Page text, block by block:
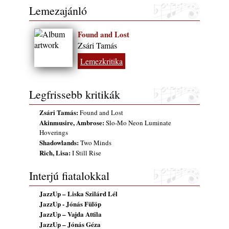
Lemezajánló
Found and Lost
Zsári Tamás
Lemezkritika
Legfrissebb kritikák
Zsári Tamás:Found and Lost
Akinmusire, Ambrose:Slo-Mo Neon Luminate
Hoverings
Shadowlands:Two Minds
Rich, Lisa:I Still Rise
Interjú fiatalokkal
JazzUp – Liska Szilárd Lél
JazzUp - Jónás Fülöp
JazzUp – Vajda Attila
JazzUp – Jónás Géza